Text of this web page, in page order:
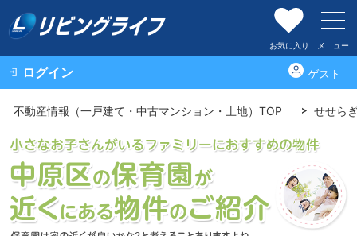
お気に入り メニュー
ログイン ゲスト
不動産情報（一戸建て・中古マンション・土地）TOP せせら